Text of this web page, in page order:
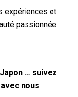
expériences et
passionnée
… suivez
nous